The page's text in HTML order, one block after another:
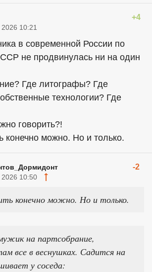
+4
10:21
в современной России по
не продвинулась ни на один
Где литографы? Где
технологии? Где
говорить?!
конечно можно. Но и только.
-2
10:50
конечно можно. Но и только.
на партсобрание,
все в веснушках. Садится на
у соседа: